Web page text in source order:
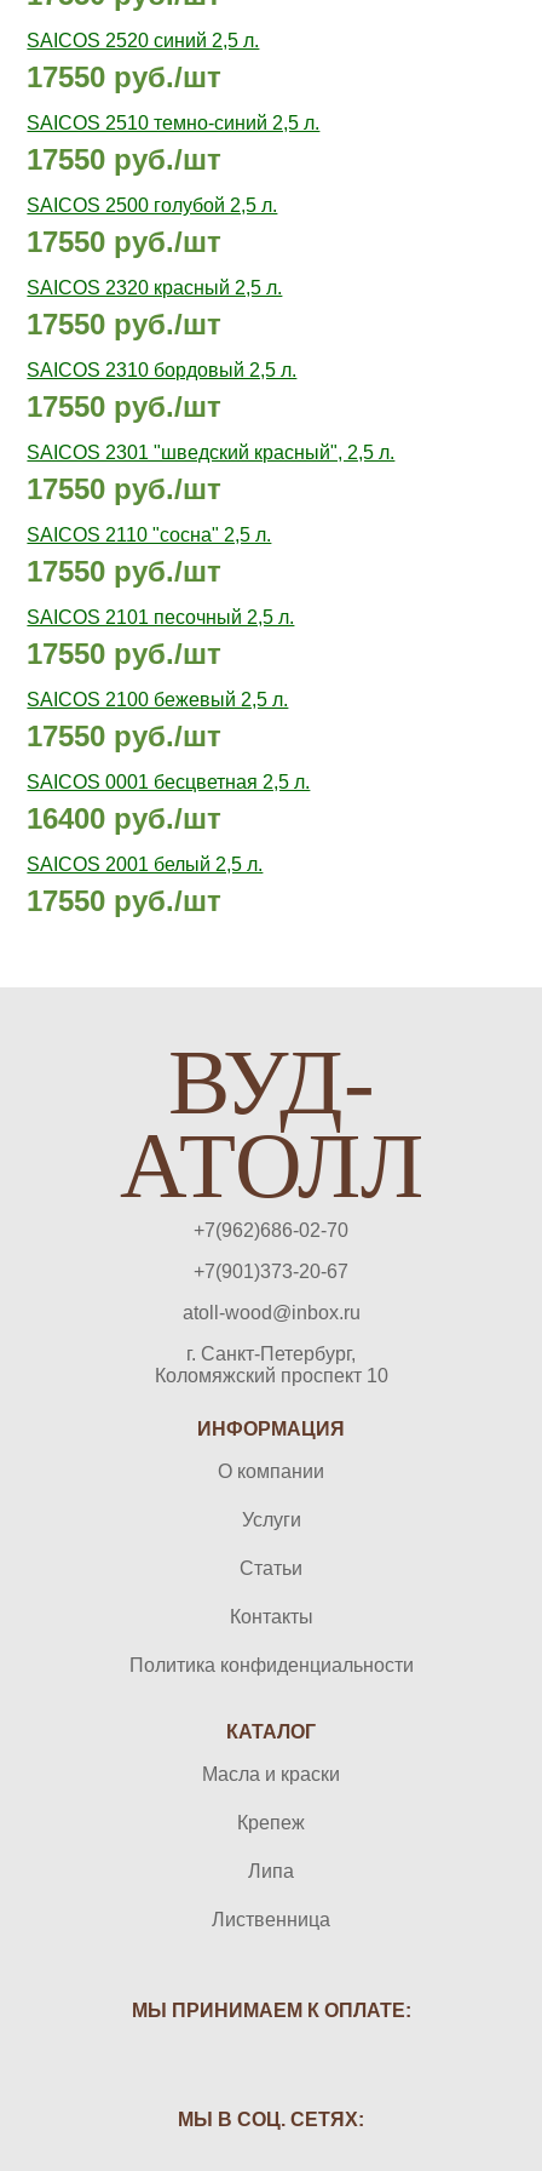
SAICOS 2520 cиний 2,5 л.
17550 руб./шт
SAICOS 2510 темно-синий 2,5 л.
17550 руб./шт
SAICOS 2500 голубой 2,5 л.
17550 руб./шт
SAICOS 2320 красный 2,5 л.
17550 руб./шт
SAICOS 2310 бордовый 2,5 л.
17550 руб./шт
SAICOS 2301 "шведский красный", 2,5 л.
17550 руб./шт
SAICOS 2110 "cосна" 2,5 л.
17550 руб./шт
SAICOS 2101 песочный 2,5 л.
17550 руб./шт
SAICOS 2100 бежевый 2,5 л.
17550 руб./шт
SAICOS 0001 бесцветная 2,5 л.
16400 руб./шт
SAICOS 2001 белый 2,5 л.
17550 руб./шт
ВУД-
АТОЛЛ
+7(962)686-02-70
+7(901)373-20-67
atoll-wood@inbox.ru
г. Санкт-Петербург,
Коломяжский проспект 10
ИНФОРМАЦИЯ
О компании
Услуги
Статьи
Контакты
Политика конфиденциальности
КАТАЛОГ
Масла и краски
Крепеж
Липа
Лиственница
МЫ ПРИНИМАЕМ К ОПЛАТЕ:
МЫ В СОЦ. СЕТЯХ: